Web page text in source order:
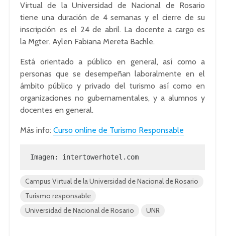
Virtual de la Universidad de Nacional de Rosario
tiene una duración de 4 semanas y el cierre de su
inscripción es el 24 de abril. La docente a cargo es
la Mgter. Aylen Fabiana Mereta Bachle.
Está orientado a público en general, así como a
personas que se desempeñan laboralmente en el
ámbito público y privado del turismo así como en
organizaciones no gubernamentales, y a alumnos y
docentes en general.
Más info: Curso online de Turismo Responsable
Imagen: intertowerhotel.com
Campus Virtual de la Universidad de Nacional de Rosario
Turismo responsable
Universidad de Nacional de Rosario
UNR